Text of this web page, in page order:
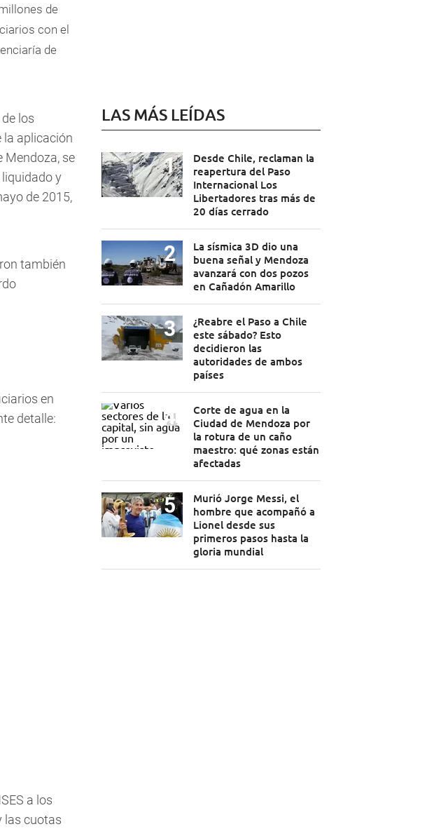
de
con el
de
los
la aplicación
Mendoza, se
y
de 2015,
también
en
detalle:
a los
las cuotas
LAS MÁS LEÍDAS
Desde Chile, reclaman la
reapertura del Paso
Internacional Los
Libertadores tras más de
20 días cerrado
La sísmica 3D dio una
buena señal y Mendoza
avanzará con dos pozos
en Cañadón Amarillo
¿Reabre el Paso a Chile
este sábado? Esto
decidieron las
autoridades de ambos
países
Corte de agua en la
Ciudad de Mendoza por
la rotura de un caño
maestro: qué zonas están
afectadas
Murió Jorge Messi, el
hombre que acompañó a
Lionel desde sus
primeros pasos hasta la
gloria mundial